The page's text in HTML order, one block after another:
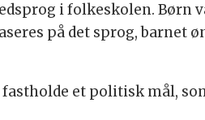
i folkeskolen. Børn
på det sprog, barnet
et politisk mål,